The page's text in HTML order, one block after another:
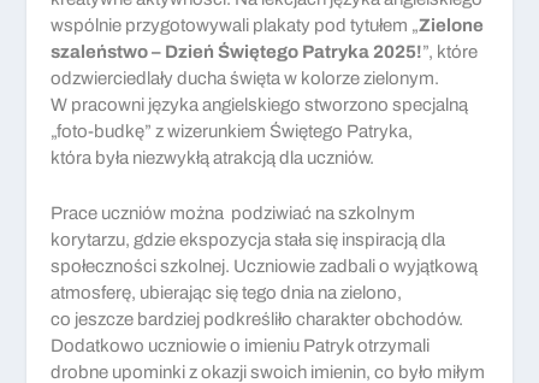
wspólnie przygotowywali plakaty pod tytułem „Zielone
szaleństwo – Dzień Świętego Patryka 2025!”, które
odzwierciedlały ducha święta w kolorze zielonym.
W pracowni języka angielskiego stworzono specjalną
„foto-budkę” z wizerunkiem Świętego Patryka,
która była niezwykłą atrakcją dla uczniów.
Prace uczniów można podziwiać na szkolnym
korytarzu, gdzie ekspozycja stała się inspiracją dla
społeczności szkolnej. Uczniowie zadbali o wyjątkową
atmosferę, ubierając się tego dnia na zielono,
co jeszcze bardziej podkreśliło charakter obchodów.
Dodatkowo uczniowie o imieniu Patryk otrzymali
drobne upominki z okazji swoich imienin, co było miłym